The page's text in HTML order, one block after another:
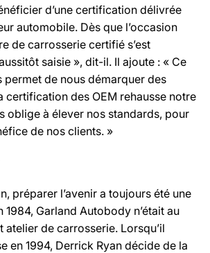
d’une certification délivrée
automobile. Dès que l’occasion
de carrosserie certifié s’est
saisie », dit-il. Il ajoute : « Ce
permet de nous démarquer des
certification des OEM rehausse notre
oblige à élever nos standards, pour
de nos clients. »
préparer l’avenir a toujours été une
1984, Garland Autobody n’était au
atelier de carrosserie. Lorsqu’il
en 1994, Derrick Ryan décide de la